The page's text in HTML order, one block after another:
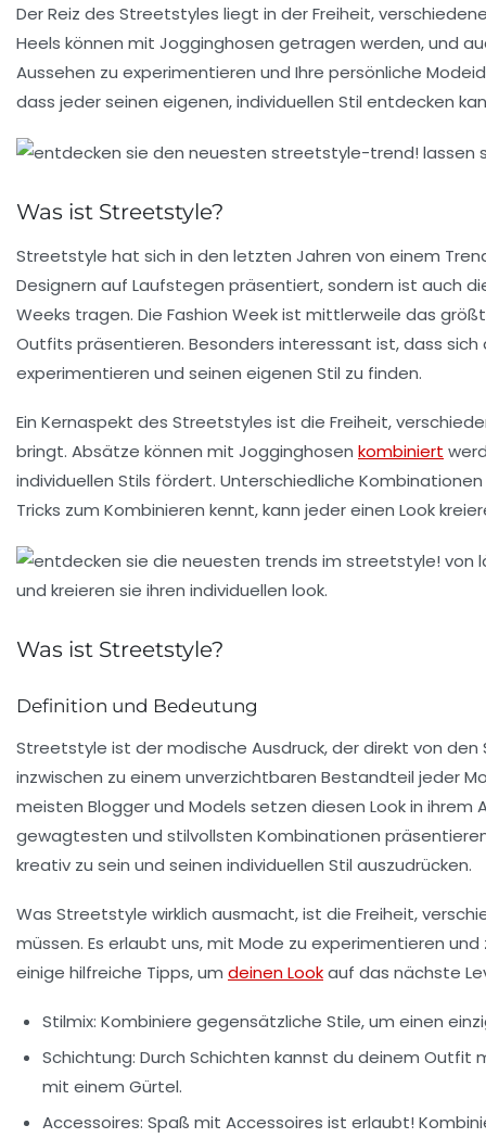
Der Reiz des Streetstyles liegt in der Freiheit,
Heels können mit Jogginghosen getragen werden, und
Aussehen zu experimentieren und Ihre persönliche
dass jeder seinen eigenen, individuellen Stil entdecken
Was ist Streetstyle?
Streetstyle hat sich in den letzten Jahren von einem
Designern auf Laufstegen präsentiert, sondern ist auch
Weeks tragen. Die Fashion Weekist mittlerweile das
Outfits präsentieren. Besonders interessant ist, dass
experimentieren und seinen eigenen Stil zu finden.
Ein Kernaspekt des Streetstyles ist die Freiheit,
bringt. Absätze können mit Jogginghosen kombiniert
individuellen Stils fördert. Unterschiedliche
Tricks zum Kombinieren kennt, kann jeder einen Look
Was ist Streetstyle?
Definition und Bedeutung
Streetstyle ist der modische Ausdruck, der direkt von
inzwischen zu einem unverzichtbaren Bestandteil jeder
meisten Bloggerund Models setzen diesen Look in ihrem
gewagtesten und stilvollsten Kombinationen
kreativ zu sein und seinen individuellen Stil auszudrücken.
Was Streetstyle wirklich ausmacht, ist die Freiheit,
müssen. Es erlaubt uns, mit Mode zu experimentieren
einige hilfreiche Tipps, um deinen Lookauf das nächste
Stilmix: Kombiniere gegensätzliche Stile, um einen
Schichtung: Durch Schichten kannst du deinem Outfit
mit einem Gürtel.
Accessoires: Spaß mit Accessoires ist erlaubt!